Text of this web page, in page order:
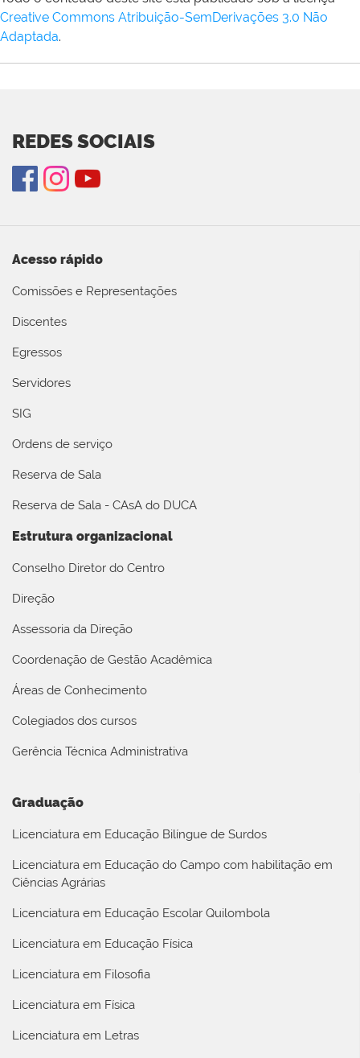
Creative Commons Atribuição-SemDerivações 3.0 Não
Adaptada.
REDES SOCIAIS
Acesso rápido
Comissões e Representações
Discentes
Egressos
Servidores
SIG
Ordens de serviço
Reserva de Sala
Reserva de Sala - CAsA do DUCA
Estrutura organizacional
Conselho Diretor do Centro
Direção
Assessoria da Direção
Coordenação de Gestão Acadêmica
Áreas de Conhecimento
Colegiados dos cursos
Gerência Técnica Administrativa
Graduação
Licenciatura em Educação Bilíngue de Surdos
Licenciatura em Educação do Campo com habilitação em
Ciências Agrárias
Licenciatura em Educação Escolar Quilombola
Licenciatura em Educação Física
Licenciatura em Filosofia
Licenciatura em Física
Licenciatura em Letras